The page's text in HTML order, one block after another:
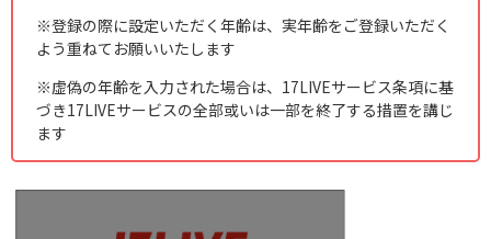
※登録の際に設定いただく年齢は、実年齢をご登録いただく
よう重ねてお願いいたします
※虚偽の年齢を入力された場合は、17LIVEサービス条項に基
づき17LIVEサービスの全部或いは一部を終了する措置を講じ
ます